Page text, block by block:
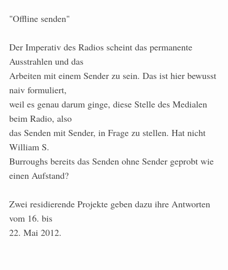
"Offline senden"
Der Imperativ des Radios scheint das permanente
Ausstrahlen und das
Arbeiten mit einem Sender zu sein. Das ist hier bewusst
naiv formuliert,
weil es genau darum ginge, diese Stelle des Medialen
beim Radio, also
das Senden mit Sender, in Frage zu stellen. Hat nicht
William S.
Burroughs bereits das Senden ohne Sender geprobt wie
einen Aufstand?
Zwei residierende Projekte geben dazu ihre Antworten
vom 16. bis
22. Mai 2012.